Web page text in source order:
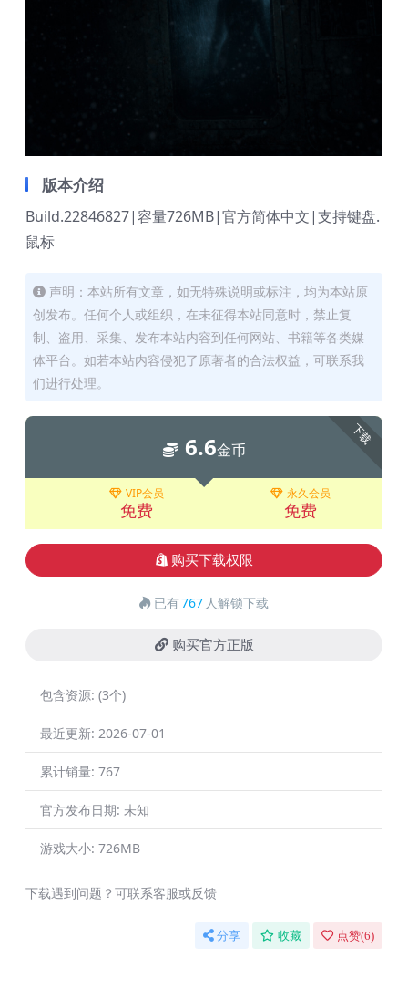
版本介绍
Build.22846827|容量726MB|官方简体中文|支持键盘.
鼠标
声明：本站所有文章，如无特殊说明或标注，均为本站原
创发布。任何个人或组织，在未征得本站同意时，禁止复
制、盗用、采集、发布本站内容到任何网站、书籍等各类媒
体平台。如若本站内容侵犯了原著者的合法权益，可联系我
们进行处理。
下载
6.6金币
VIP会员
免费
永久会员
免费
购买下载权限
已有767 人解锁下载
购买官方正版
包含资源: (3个)
最近更新: 2026-07-01
累计销量: 767
官方发布日期: 未知
游戏大小: 726MB
下载遇到问题？可联系客服或反馈
分享 收藏 点赞(6)